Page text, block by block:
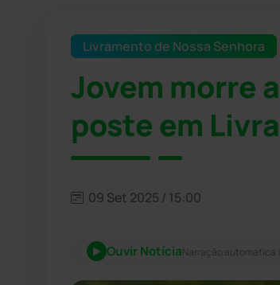
Livramento de Nossa Senhora
Jovem morre
poste em
09 Set 2025 / 15:00
Ouvir NotíciaNarração automática